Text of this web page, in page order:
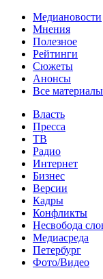
Медиановости
Мнения
Полезное
Рейтинги
Сюжеты
Анонсы
Все материалы
Власть
Пресса
ТВ
Радио
Интернет
Бизнес
Версии
Кадры
Конфликты
Несвобода
Медиасреда
Петербург
Фото/Видео